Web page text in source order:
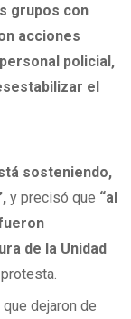
grupos con
acciones
policial,
el
sosteniendo,
y precisó que “al
de la Unidad
dejaron de